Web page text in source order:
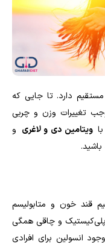
مستقیم دارد. تا جایی که
تغییرات وزن و چربی
ویتامین دی و لاغری و
قند خون و متابولیسم
پلی‌کیستیک و چاقی همگی
انسولین برای افرادی